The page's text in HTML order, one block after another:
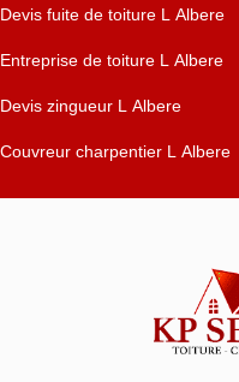
Devis fuite de toiture L Albere
Entreprise de toiture L Albere
Devis zingueur L Albere
Couvreur charpentier L Albere